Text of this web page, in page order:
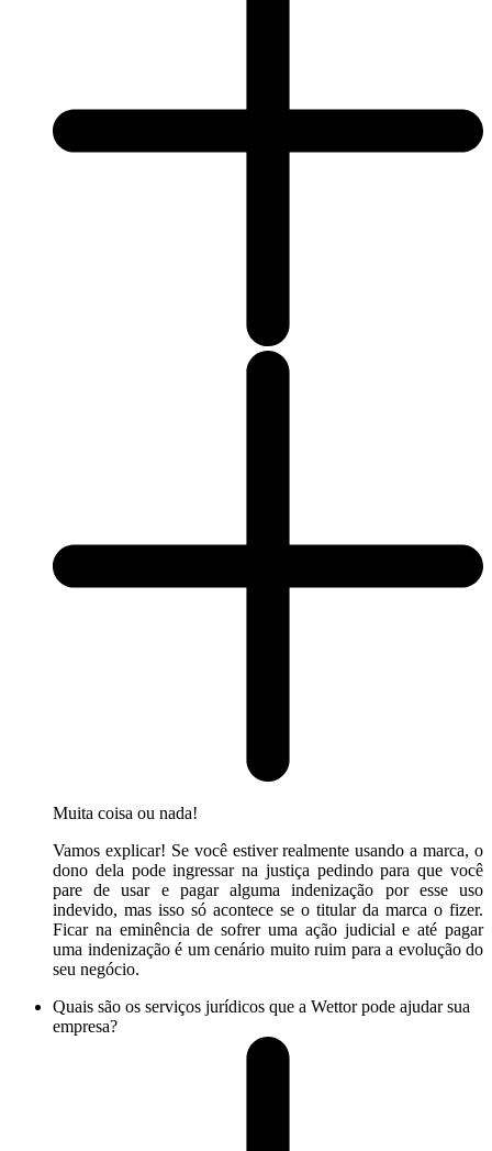
Muita coisa ou nada!
Vamos explicar! Se você estiver realmente usando a marca, o
dono dela pode ingressar na justiça pedindo para que você
pare de usar e pagar alguma indenização por esse uso
indevido, mas isso só acontece se o titular da marca o fizer.
Ficar na eminência de sofrer uma ação judicial e até pagar
uma indenização é um cenário muito ruim para a evolução do
seu negócio.
Quais são os serviços jurídicos que a Wettor pode ajudar sua
empresa?